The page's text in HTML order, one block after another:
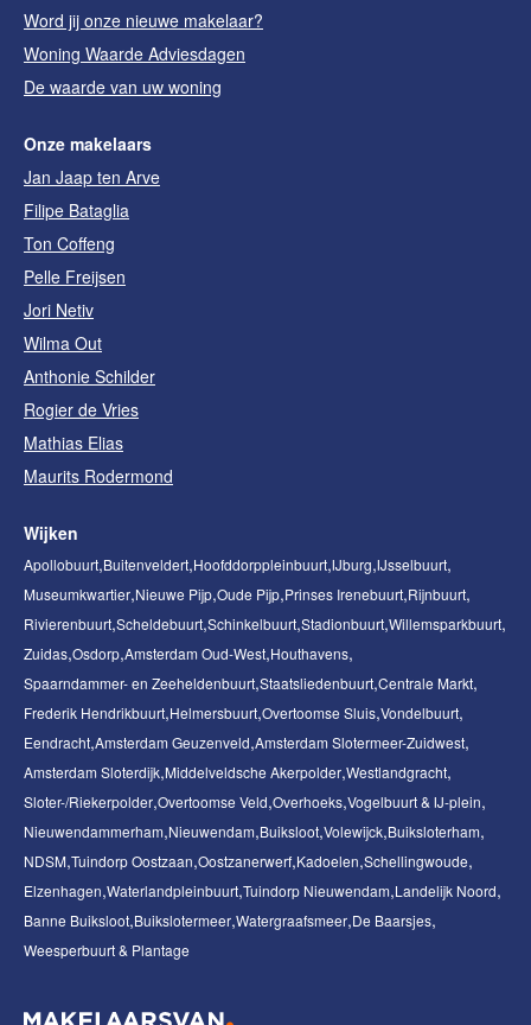
Word jij onze nieuwe makelaar?
Woning Waarde Adviesdagen
De waarde van uw woning
Onze makelaars
Jan Jaap ten Arve
Filipe Bataglia
Ton Coffeng
Pelle Freijsen
Jori Netiv
Wilma Out
Anthonie Schilder
Rogier de Vries
Mathias Elias
Maurits Rodermond
Wijken
Apollobuurt Buitenveldert Hoofddorppleinbuurt IJburg IJsselbuurt
Museumkwartier Nieuwe Pijp Oude Pijp Prinses Irenebuurt Rijnbuurt
Rivierenbuurt Scheldebuurt Schinkelbuurt Stadionbuurt Willemsparkbuurt
Zuidas Osdorp Amsterdam Oud-West Houthavens
Spaarndammer- en Zeeheldenbuurt Staatsliedenbuurt Centrale Markt
Frederik Hendrikbuurt Helmersbuurt Overtoomse Sluis Vondelbuurt
Eendracht Amsterdam Geuzenveld Amsterdam Slotermeer-Zuidwest
Amsterdam Sloterdijk Middelveldsche Akerpolder Westlandgracht
Sloter-/Riekerpolder Overtoomse Veld Overhoeks Vogelbuurt & IJ-plein
Nieuwendammerham Nieuwendam Buiksloot Volewijck Buiksloterham
NDSM Tuindorp Oostzaan Oostzanerwerf Kadoelen Schellingwoude
Elzenhagen Waterlandpleinbuurt Tuindorp Nieuwendam Landelijk Noord
Banne Buiksloot Buikslotermeer Watergraafsmeer De Baarsjes
Weesperbuurt & Plantage